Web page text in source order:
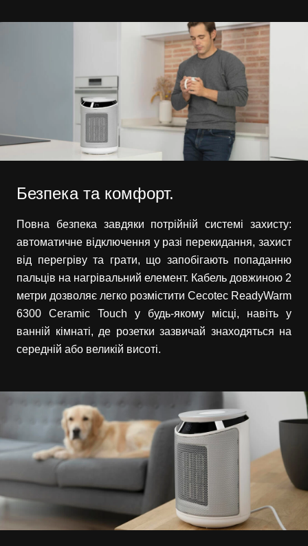
Безпека та комфорт.
Повна безпека завдяки потрійній системі захисту:
автоматичне відключення у разі перекидання, захист
від перегріву та грати, що запобігають попаданню
пальців на нагрівальний елемент. Кабель довжиною 2
метри дозволяє легко розмістити Cecotec ReadyWarm
6300 Ceramic Touch у будь-якому місці, навіть у
ванній кімнаті, де розетки зазвичай знаходяться на
середній або великій висоті.